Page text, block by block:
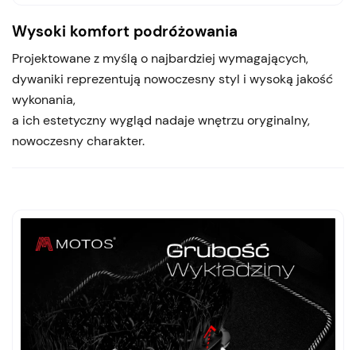
Wysoki komfort podróżowania
Projektowane z myślą o najbardziej wymagających,
dywaniki reprezentują nowoczesny styl i wysoką jakość
wykonania,
a ich estetyczny wygląd nadaje wnętrzu oryginalny,
nowoczesny charakter.